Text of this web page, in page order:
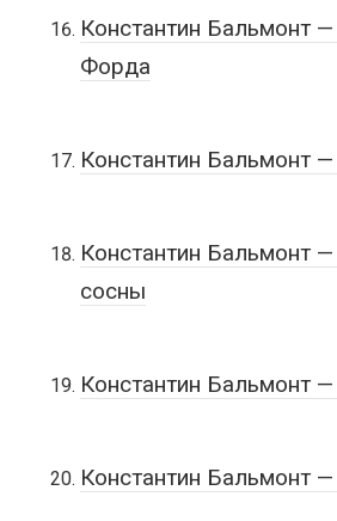
Константин Бальмонт
Форда
Константин Бальмонт
Константин Бальмонт
сосны
Константин Бальмонт
Константин Бальмонт —